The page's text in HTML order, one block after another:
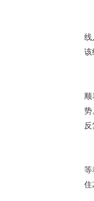
线
该
势
等
住